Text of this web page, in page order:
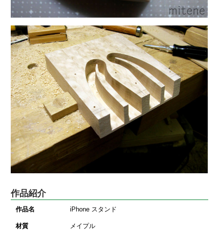
作品紹介
作品名 iPhone スタンド
材質 メイプル